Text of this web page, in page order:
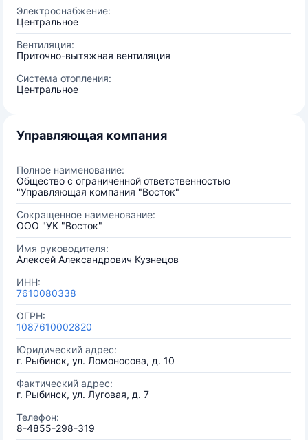
Электроснабжение:
Центральное
Вентиляция:
Приточно-вытяжная вентиляция
Система отопления:
Центральное
Управляющая компания
Полное наименование:
Общество с ограниченной ответственностью
"Управляющая компания "Восток"
Сокращенное наименование:
ООО "УК "Восток"
Имя руководителя:
Алексей Александрович Кузнецов
ИНН:
7610080338
ОГРН:
1087610002820
Юридический адрес:
г. Рыбинск, ул. Ломоносова, д. 10
Фактический адрес:
г. Рыбинск, ул. Луговая, д. 7
Телефон:
8-4855-298-319